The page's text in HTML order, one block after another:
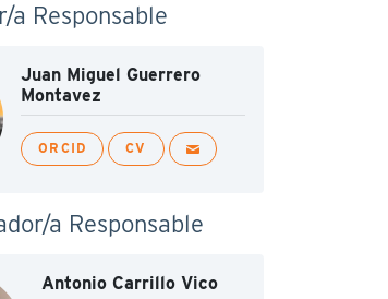
a Responsable
Juan Miguel Guerrero
Montavez
ORCID CV
a Responsable
Antonio Carrillo Vico